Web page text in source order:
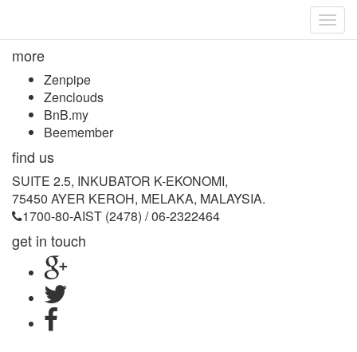
more
Zenpipe
Zenclouds
BnB.my
Beemember
find us
SUITE 2.5, INKUBATOR K-EKONOMI,
75450 AYER KEROH, MELAKA, MALAYSIA.
1700-80-AIST (2478) / 06-2322464
get in touch